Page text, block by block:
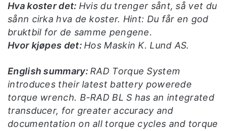
Hva koster det: Hvis du trenger sånt, så vet du
sånn cirka hva de koster. Hint: Du får en god
bruktbil for de samme pengene.
Hvor kjøpes det:Hos Maskin K. Lund AS.
English summary:RAD Torque System
introduces their latest battery powerede
torque wrench. B-RAD BL S has an integrated
transducer, for greater accuracy and
documentation on all torque cycles and torque